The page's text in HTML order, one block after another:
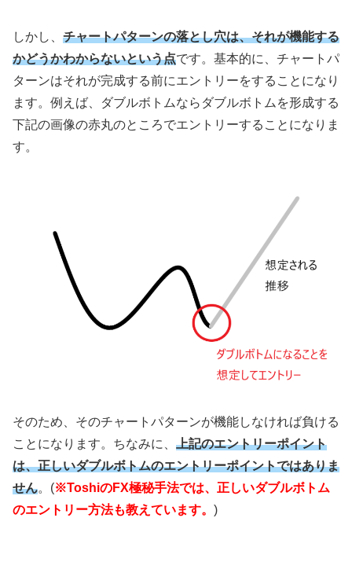
しかし、 チャートパターンの落とし穴は、それが機能する
かどうかわからないという点です。基本的に、チャートパ
ターンはそれが完成する前にエントリーをすることになり
ます。例えば、ダブルボトムならダブルボトムを形成する
下記の画像の赤丸のところでエントリーすることになりま
す。
そのため、そのチャートパターンが機能しなければ負ける
ことになります。ちなみに、 上記のエントリーポイント
は、正しいダブルボトムのエントリーポイントではありま
せん。 (※ToshiのFX極秘手法では、正しいダブルボトム
のエントリー方法も教えています。 )